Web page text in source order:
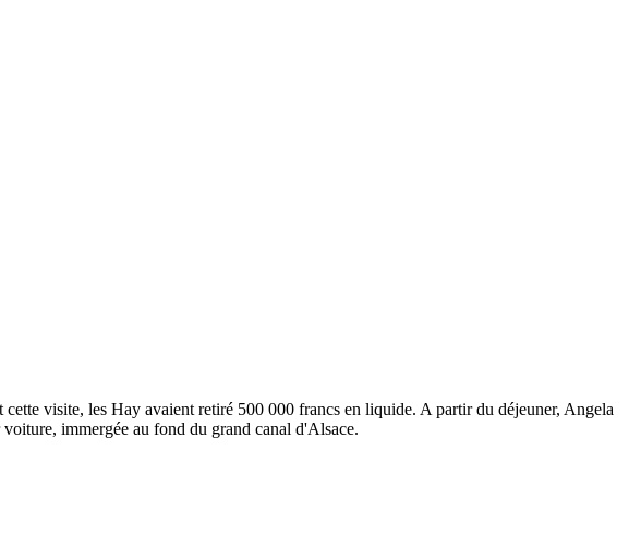
visite, les Hay avaient retiré 500 000 francs en liquide. A partir du déjeuner, Angela
immergée au fond du grand canal d'Alsace.